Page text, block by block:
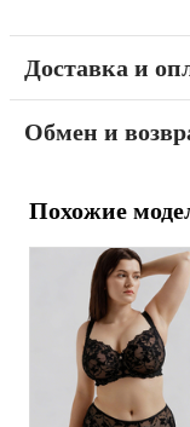
Доставка и
Обмен и
Похожие